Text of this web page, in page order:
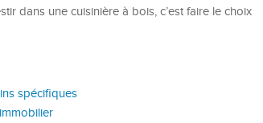
dans une cuisinière à bois, c’est faire le choix
spécifiques